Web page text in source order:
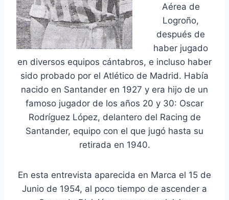
Aérea de
Logroño,
después de
haber jugado
en diversos equipos cántabros, e incluso haber
sido probado por el Atlético de Madrid. Había
nacido en Santander en 1927 y era hijo de un
famoso jugador de los años 20 y 30: Oscar
Rodríguez López, delantero del Racing de
Santander, equipo con el que jugó hasta su
retirada en 1940.
En esta entrevista aparecida en Marca el 15 de
Junio de 1954, al poco tiempo de ascender a